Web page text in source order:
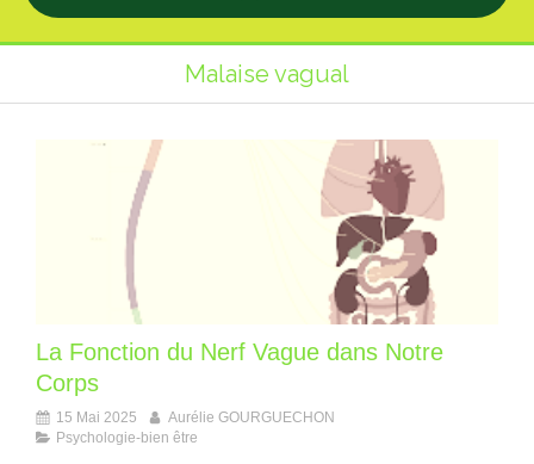
Malaise vagual
La Fonction du Nerf Vague dans Notre
Corps
15 Mai 2025
Aurélie GOURGUECHON
Psychologie-bien être